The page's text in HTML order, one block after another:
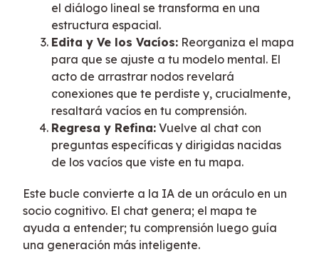
el diálogo lineal se transforma en una
estructura espacial.
Edita y Ve los Vacíos: Reorganiza el mapa
para que se ajuste a tu modelo mental. El
acto de arrastrar nodos revelará
conexiones que te perdiste y, crucialmente,
resaltará vacíos en tu comprensión.
Regresa y Refina: Vuelve al chat con
preguntas específicas y dirigidas nacidas
de los vacíos que viste en tu mapa.
Este bucle convierte a la IA de un oráculo en un
socio cognitivo. El chat genera; el mapa te
ayuda a entender; tu comprensión luego guía
una generación más inteligente.